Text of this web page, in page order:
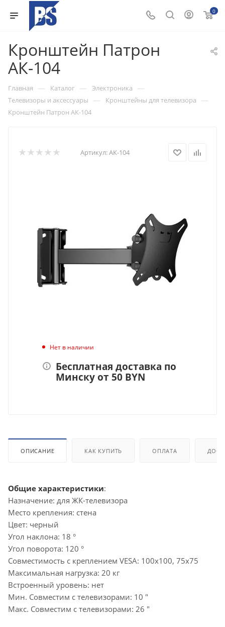
0
Кронштейн Патрон
АК-104
Главная — Каталог — Электроника —
Телевизоры и аксессуары — Кронштейны для телевизора —
Кронштейн Патрон АК-104
Артикул:АК-104
Нет в наличии
Бесплатная доставка по
Минску от 50 BYN
ОПИСАНИЕ КАК КУПИТЬ ОПЛАТА
Общие характеристики:
Назначение: для ЖК-телевизора
Место крепления: стена
Цвет: черный
Угол наклона: 18 °
Угол поворота: 120 °
Совместимость с креплением VESA: 100x100, 75x75
Максимальная нагрузка: 20 кг
Встроенный уровень: нет
Мин. Совместим с телевизорами: 10 "
Макс. Совместим с телевизорами: 26 "